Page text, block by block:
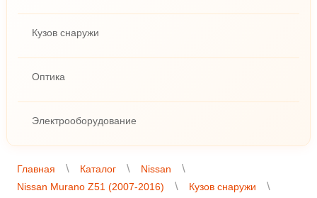
Кузов снаружи
Оптика
Электрооборудование
Главная Каталог
Nissan
Nissan Murano Z51 (2007-2016)
Кузов снаружи